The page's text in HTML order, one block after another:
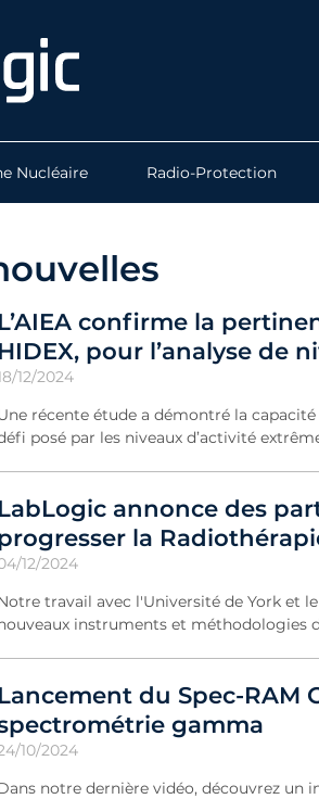
Nucléaire Radio-Protection
L’AIEA confirme la
HIDEX, pour l’analyse de
12/2024
récente étude a démontré la
posé par les niveaux d’activité
LabLogic annonce des
la
12/2024
travail avec l'Université de York et
instruments et méthodologies
Lancement du Spec-RAM
gamma
10/2024
notre dernière vidéo, découvrez un